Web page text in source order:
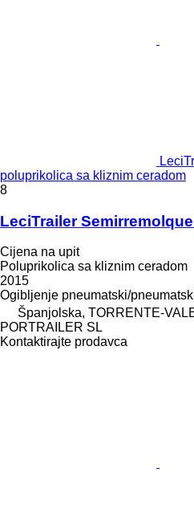
poluprikolica sa kliznim ceradom
8
LeciTrailer
Cijena na upit
Poluprikolica sa kliznim ceradom
2015
Ogibljenje pneumatski/
Španjolska, TORRENTE-
PORTRAILER SL
Kontaktirajte prodavca